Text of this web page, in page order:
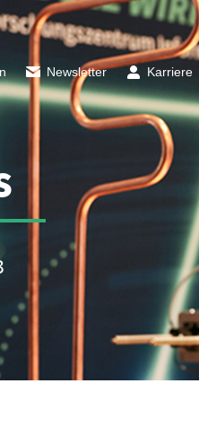
Newsletter Karriere